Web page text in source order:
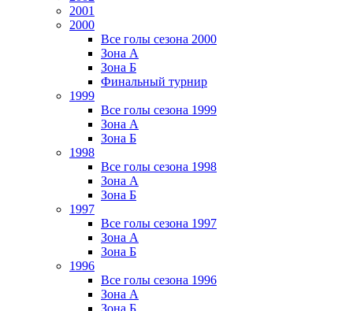
2001
2000
Все голы сезона 2000
Зона А
Зона Б
Финальный турнир
1999
Все голы сезона 1999
Зона А
Зона Б
1998
Все голы сезона 1998
Зона А
Зона Б
1997
Все голы сезона 1997
Зона А
Зона Б
1996
Все голы сезона 1996
Зона А
Зона Б